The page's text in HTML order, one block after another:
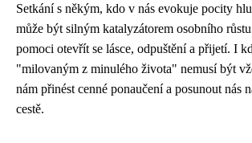
Setkání s někým, kdo v nás evokuje pocity
může být silným katalyzátorem osobního
pomoci otevřít se lásce, odpuštění a přijetí. I
"milovaným z minulého života" nemusí být
nám přinést cenné ponaučení a posunout nás
cestě.